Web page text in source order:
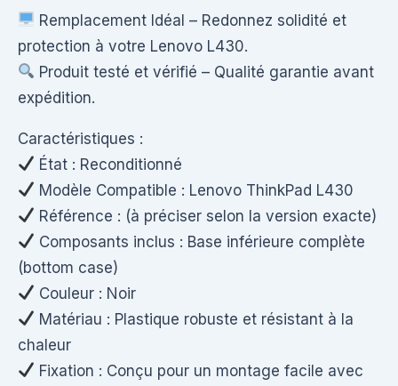
Remplacement Idéal – Redonnez solidité et
protection à votre Lenovo L430.
Produit testé et vérifié – Qualité garantie avant
expédition.
Caractéristiques :
État : Reconditionné
Modèle Compatible : Lenovo ThinkPad L430
Référence : (à préciser selon la version exacte)
Composants inclus : Base inférieure complète
(bottom case)
Couleur : Noir
Matériau : Plastique robuste et résistant à la
chaleur
Fixation : Conçu pour un montage facile avec